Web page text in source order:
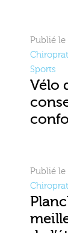
Publié le
Sports
Vélo
Publié le